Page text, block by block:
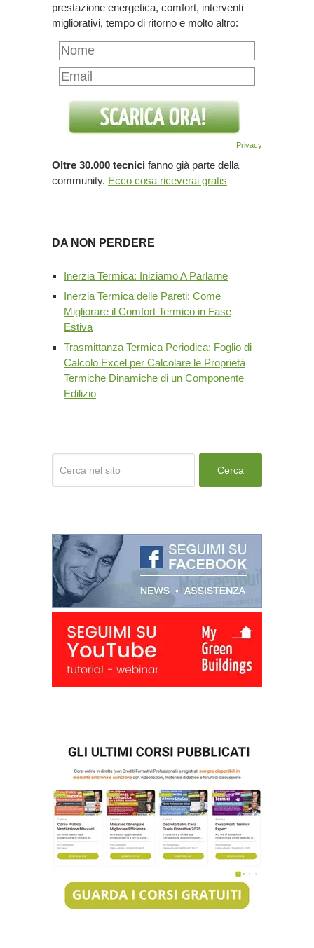
prestazione energetica, comfort, interventi
migliorativi, tempo di ritorno e molto altro:
Privacy
Oltre 30.000 tecnici fanno già parte della
community. Ecco cosa riceverai gratis
DA NON PERDERE
Inerzia Termica: Iniziamo A Parlarne
Inerzia Termica delle Pareti: Come
Migliorare il Comfort Termico in Fase
Estiva
Trasmittanza Termica Periodica: Foglio di
Calcolo Excel per Calcolare le Proprietà
Termiche Dinamiche di un Componente
Edilizio
Cerca